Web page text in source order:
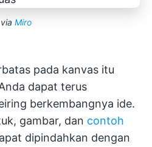
via Miro
pada kanvas itu
dapat terus
berkembangnya ide.
gambar, dan contoh
dipindahkan dengan